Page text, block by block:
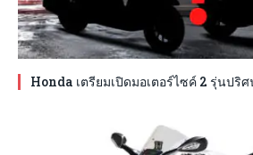
Honda เตรียมเปิดมอเตอร์ไซค์ 2 รุ่นปริ